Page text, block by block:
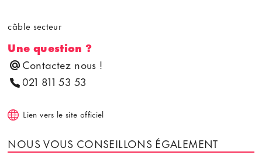
câble secteur
Une question ?
Contactez nous !
021 811 53 53
Lien vers le site officiel
NOUS VOUS CONSEILLONS ÉGALEMENT